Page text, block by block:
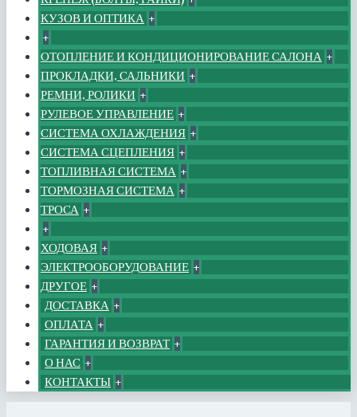
КУЗОВ И ОПТИКА +
+
ОТОПЛЕНИЕ И КОНДИЦИОНИРОВАНИЕ САЛОНА +
ПРОКЛАДКИ, САЛЬНИКИ +
РЕМНИ, РОЛИКИ +
РУЛЕВОЕ УПРАВЛЕНИЕ +
СИСТЕМА ОХЛАЖДЕНИЯ +
СИСТЕМА СЦЕПЛЕНИЯ +
ТОПЛИВНАЯ СИСТЕМА +
ТОРМОЗНАЯ СИСТЕМА +
ТРОСА +
+
ХОДОВАЯ +
ЭЛЕКТРООБОРУДОВАНИЕ +
ДРУГОЕ +
ДОСТАВКА +
ОПЛАТА +
ГАРАНТИЯ И ВОЗВРАТ +
О НАС +
КОНТАКТЫ +